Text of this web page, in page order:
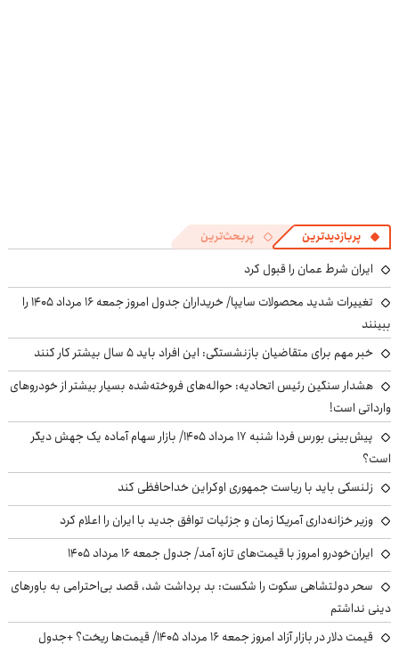
پربازدیدترین پربحث‌ترین
ایران شرط عمان را قبول کرد
تغییرات شدید محصولات سایپا/ خریداران جدول امروز جمعه ۱۶ مرداد ۱۴۰۵ را
ببینند
خبر مهم برای متقاضیان بازنشستگی: این افراد باید ۵ سال بیشتر کار کنند
هشدار سنگین رئیس اتحادیه: حواله‌های فروخته‌شده بسیار بیشتر از خودروهای
وارداتی است!
پیش‌بینی بورس فردا شنبه ۱۷ مرداد ۱۴۰۵/ بازار سهام آماده یک جهش دیگر
است؟
زلنسکی باید با ریاست جمهوری اوکراین خداحافظی کند
وزیر خزانه‌داری آمریکا زمان و جزئیات توافق جدید با ایران را اعلام کرد
ایران‌خودرو امروز با قیمت‌های تازه آمد/ جدول جمعه ۱۶ مرداد ۱۴۰۵
سحر دولتشاهی سکوت را شکست: بد برداشت شد، قصد بی‌احترامی به باورهای
دینی نداشتم
قیمت دلار در بازار آزاد امروز جمعه ۱۶ مرداد ۱۴۰۵/ قیمت‌ها ریخت؟ +جدول